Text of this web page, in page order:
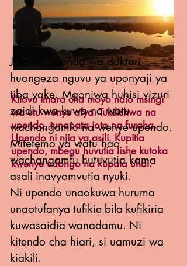
Kitovu imara cha moyo ndio msingi
wa utu wenye afya. Tukilishwa na
upendo, tunapata joto na furaha.
Upendo ni njia ya asili. Kupitia
upendo, mbegu huvutia lishe kutoka
kwenye udongo na kupata uhai.
Joto na upendo wa daktari
huongeza nguvu ya uponyaji ya
tiba yake. Mgonjwa huhisi vizuri
zaidi kwa kuwa na watu
wachangamfu na wenye upendo.
Mitetemo ya watu hao
wachangamfu hutuvutia kama
asali inavyomvutia nyuki.
Ni upendo unaokuwa huruma
unaotufanya tufikie bila kufikiria
kuwasaidia wanadamu. Ni
kitendo cha hiari, si uamuzi wa
kiakili.